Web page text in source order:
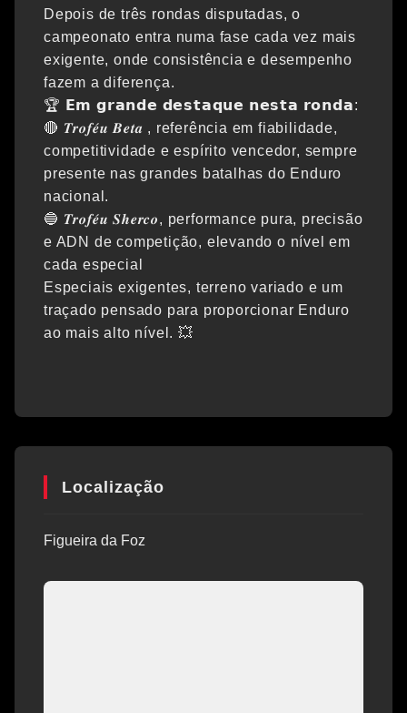
Depois de três rondas disputadas, o
campeonato entra numa fase cada vez mais
exigente, onde consistência e desempenho
fazem a diferença.
🏆 𝗘𝗺 𝗴𝗿𝗮𝗻𝗱𝗲 𝗱𝗲𝘀𝘁𝗮𝗾𝘂𝗲 𝗻𝗲𝘀𝘁𝗮 𝗿𝗼𝗻𝗱𝗮:
🔴 𝑻𝒓𝒐𝒇𝒆́𝒖 𝑩𝒆𝒕𝒂 , referência em fiabilidade,
competitividade e espírito vencedor, sempre
presente nas grandes batalhas do Enduro
nacional.
🔵 𝑻𝒓𝒐𝒇𝒆́𝒖 𝑺𝒉𝒆𝒓𝒄𝒐, performance pura, precisão
e ADN de competição, elevando o nível em
cada especial
Especiais exigentes, terreno variado e um
traçado pensado para proporcionar Enduro
ao mais alto nível. 💥
Localização
Figueira da Foz